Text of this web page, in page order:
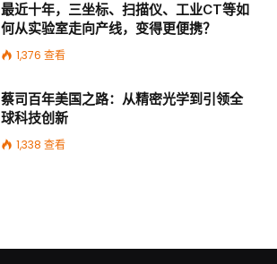
最近十年，三坐标、扫描仪、工业CT等如
何从实验室走向产线，变得更便携？
1,376 查看
蔡司百年美国之路：从精密光学到引领全
球科技创新
1,338 查看